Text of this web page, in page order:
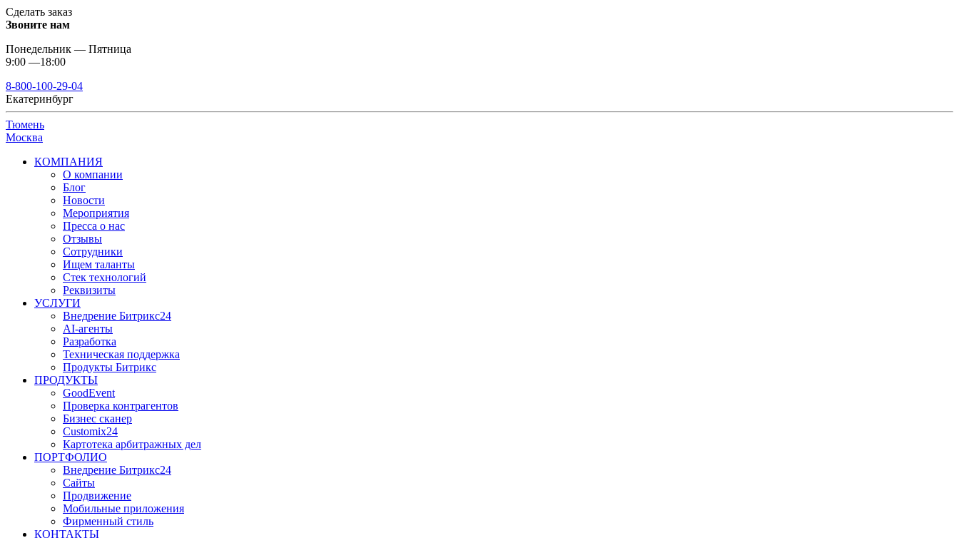
Сделать заказ
Звоните нам
Понедельник — Пятница
9:00 —18:00
8-800-100-29-04
Екатеринбург
Тюмень
Москва
КОМПАНИЯ
О компании
Блог
Новости
Мероприятия
Пресса о нас
Отзывы
Сотрудники
Ищем таланты
Стек технологий
Реквизиты
УСЛУГИ
Внедрение Битрикс24
AI-агенты
Разработка
Техническая поддержка
Продукты Битрикс
ПРОДУКТЫ
GoodEvent
Проверка контрагентов
Бизнес сканер
Customix24
Картотека арбитражных дел
ПОРТФОЛИО
Внедрение Битрикс24
Сайты
Продвижение
Мобильные приложения
Фирменный стиль
КОНТАКТЫ